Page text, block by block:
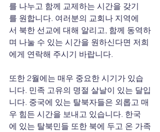
를 나누고 함께 교제하는 시간을 갖기
를 원합니다. 여러분의 교회나 지역에
서 북한 선교에 대해 알리고, 함께 동역하
며 나눌 수 있는 시간을 원하신다면 저희
에게 연락해 주시기 바랍니다.
또한 2월에는 매우 중요한 시기가 있습
니다. 민족 고유의 명절 살날이 있는 달입
니다. 중국에 있는 탈북자들은 외롭고 매
우 힘든 시간을 보내고 있습니다. 한국
에 있는 탈북민들 또한 북에 두고 온 가족